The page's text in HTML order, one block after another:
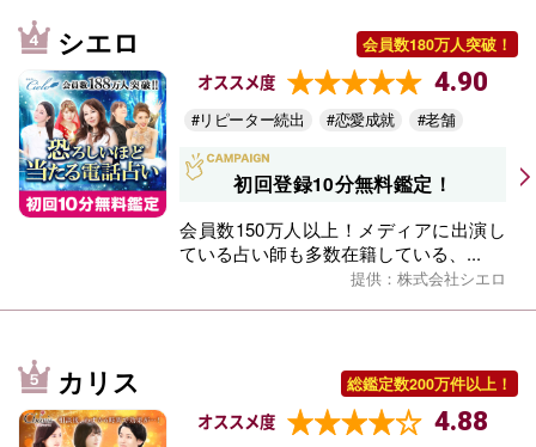
シエロ 会員数180万人突破！
オススメ度 4.90
#リピーター続出 #恋愛成就 #老舗
初回登録10分無料鑑定！
会員数150万人以上！メディアに出演し
ている占い師も多数在籍している、...
提供：株式会社シエロ
カリス 総鑑定数200万件以上！
オススメ度 4.88